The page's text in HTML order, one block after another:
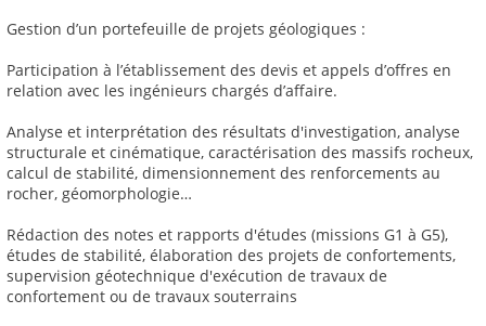
Gestion d’un portefeuille de projets géologiques :
Participation à l’établissement des devis et appels d’offres en
relation avec les ingénieurs chargés d’affaire.
Analyse et interprétation des résultats d'investigation, analyse
structurale et cinématique, caractérisation des massifs rocheux,
calcul de stabilité, dimensionnement des renforcements au
rocher, géomorphologie…
Rédaction des notes et rapports d'études (missions G1 à G5),
études de stabilité, élaboration des projets de confortements,
supervision géotechnique d'exécution de travaux de
confortement ou de travaux souterrains